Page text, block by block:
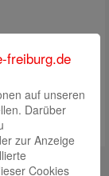
freiburg.de
auf unseren
Darüber
zur Anzeige
Cookies